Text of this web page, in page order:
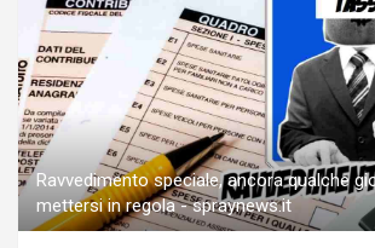
Ravvedimento speciale, ancora qualche
mettersi in regola - spraynews.it